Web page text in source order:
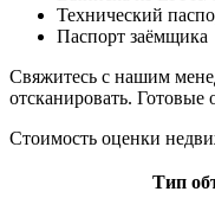
Технический
Паспорт заёмщика
Свяжитесь с нашим
отсканировать.
Стоимость оценки
Тип